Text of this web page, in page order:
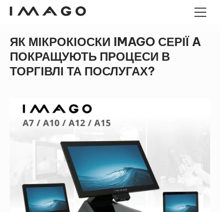
POS-ТЕРМІНАЛИ
ПАНЕЛЬНІ КОМП'ЮТЕРИ
ПАНЕЛЬНІ КОМП'ЮТЕРИ
ANDROID
КІОСКИ
ЗЧИТУВАЧІ ШТРИХ-КОДІВ
ДЕРЕВО ІМАГО
ЯК МІКРОКІОСКИ IMAGO СЕРІЇ A
ПОКРАЩУЮТЬ ПРОЦЕСИ В
ТОРГІВЛІ ТА ПОСЛУГАХ?